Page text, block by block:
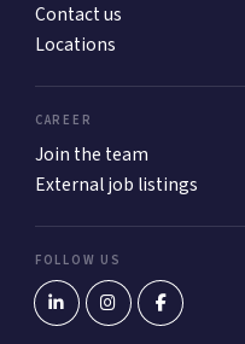
Contact us
Locations
CAREER
Join the team
External job listings
FOLLOW US